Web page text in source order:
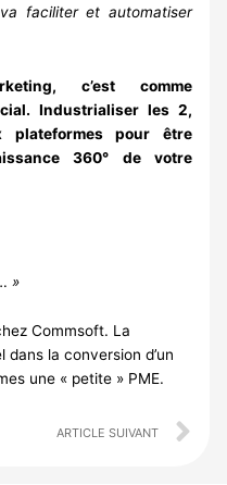
faciliter et automatiser
c’est comme
Industrialiser les 2,
plateformes pour être
360° de votre
»
Commsoft. La
la conversion d’un
une « petite » PME.
ARTICLE SUIVANT